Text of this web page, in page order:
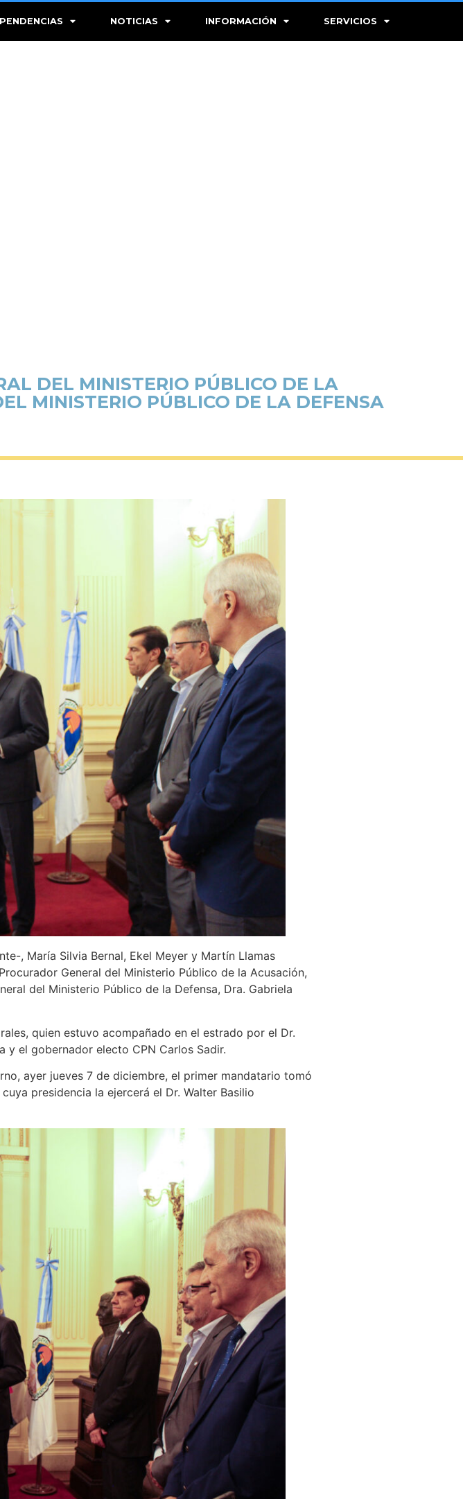
NOTICIAS INFORMACIÓN SERVICIOS
DEL MINISTERIO PÚBLICO DE LA
MINISTERIO PÚBLICO DE LA DEFENSA
, María Silvia Bernal, Ekel Meyer y Martín Llamas
General del Ministerio Público de la Acusación,
del Ministerio Público de la Defensa, Dra. Gabriela
quien estuvo acompañado en el estrado por el Dr.
y el gobernador electo CPN Carlos Sadir.
ayer jueves 7 de diciembre, el primer mandatario tomó
presidencia la ejercerá el Dr. Walter Basilio